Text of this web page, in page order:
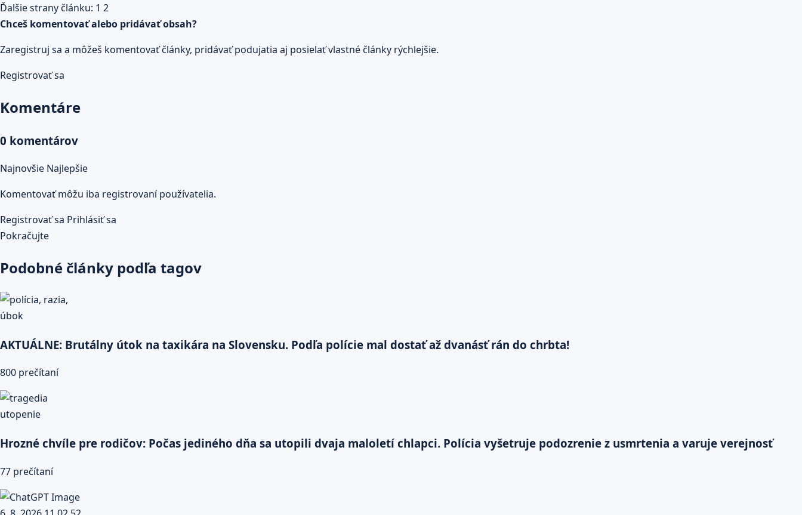
Ďalšie strany článku: 1 2
Chceš komentovať alebo pridávať obsah?
Zaregistruj sa a môžeš komentovať články, pridávať podujatia aj posielať vlastné články rýchlejšie.
Registrovať sa
Komentáre
0 komentárov
Najnovšie Najlepšie
Komentovať môžu iba registrovaní používatelia.
Registrovať sa Prihlásiť sa
Pokračujte
Podobné články podľa tagov
AKTUÁLNE: Brutálny útok na taxikára na Slovensku. Podľa polície mal dostať až dvanásť rán do chrbta!
800 prečítaní
Hrozné chvíle pre rodičov: Počas jediného dňa sa utopili dvaja maloletí chlapci. Polícia vyšetruje podozrenie z usmrtenia a varuje verejnosť
77 prečítaní